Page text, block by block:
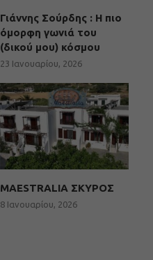
Γιάννης Σούρδης : Η πιο
όμορφη γωνιά του
(δικού μου) κόσμου
23 Ιανουαρίου, 2026
MAESTRALIA ΣΚΥΡΟΣ
8 Ιανουαρίου, 2026